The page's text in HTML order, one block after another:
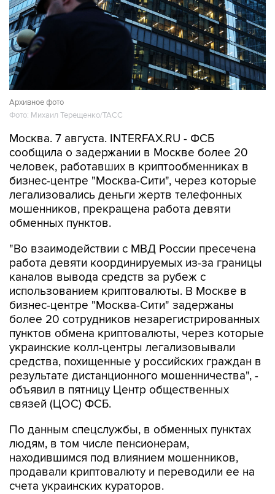
Архивное фото
Фото: Михаил Терещенко/ТАСС
Москва. 7 августа. INTERFAX.RU - ФСБ
сообщила о задержании в Москве более 20
человек, работавших в криптообменниках в
бизнес-центре "Москва-Сити", через которые
легализовались деньги жертв телефонных
мошенников, прекращена работа девяти
обменных пунктов.
"Во взаимодействии с МВД России пресечена
работа девяти координируемых из-за границы
каналов вывода средств за рубеж с
использованием криптовалюты. В Москве в
бизнес-центре "Москва-Сити" задержаны
более 20 сотрудников незарегистрированных
пунктов обмена криптовалюты, через которые
украинские колл-центры легализовывали
средства, похищенные у российских граждан в
результате дистанционного мошенничества", -
объявил в пятницу Центр общественных
связей (ЦОС) ФСБ.
По данным спецслужбы, в обменных пунктах
людям, в том числе пенсионерам,
находившимся под влиянием мошенников,
продавали криптовалюту и переводили ее на
счета украинских кураторов.